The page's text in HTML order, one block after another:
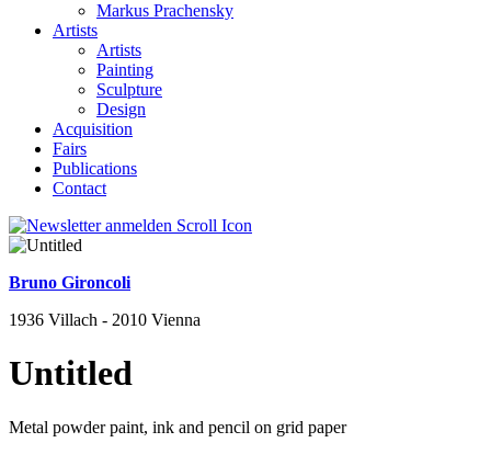
Markus Prachensky
Artists
Artists
Painting
Sculpture
Design
Acquisition
Fairs
Publications
Contact
Bruno Gironcoli
1936 Villach - 2010 Vienna
Untitled
Metal powder paint, ink and pencil on grid paper